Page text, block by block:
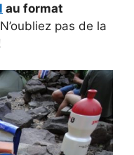
au format
pas de la